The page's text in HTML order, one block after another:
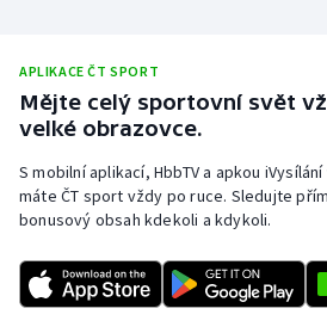
Short track
Sportovní střelba
APLIKACE ČT SPORT
Mějte celý sportovní svět
velké obrazovce.
S mobilní aplikací, HbbTV a apkou
máte ČT sport vždy po ruce. Sledujte
bonusový obsah kdekoli a kdykoli.